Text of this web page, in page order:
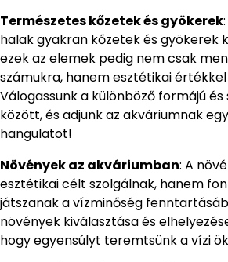
Természetes kőzetek és gyökerek
halak gyakran kőzetek és gyökerek
ezek az elemek pedig nem csak
számukra, hanem esztétikai
Válogassunk a különböző formájú
között, és adjunk az akváriumnak
hangulatot!
Növények az akváriumban: A
esztétikai célt szolgálnak, hanem
játszanak a vízminőség
növények kiválasztása és
hogy egyensúlyt teremtsünk a vízi